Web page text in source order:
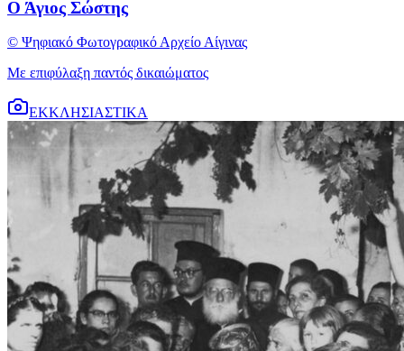
Ο Άγιος Σώστης
© Ψηφιακό Φωτογραφικό Αρχείο Αίγινας
Με επιφύλαξη παντός δικαιώματος
ΕΚΚΛΗΣΙΑΣΤΙΚΑ